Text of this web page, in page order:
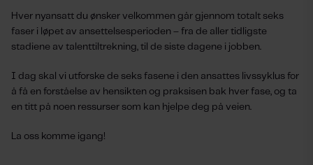
Hver nyansatt du ønsker velkommen går gjennom totalt seks
faser i løpet av ansettelsesperioden – fra de aller tidligste
stadiene av talenttiltrekning, til de siste dagene i jobben.
I dag skal vi utforske de seks fasene i den ansattes livssyklus for
å få en forståelse av hensikten og praksisen bak hver fase, og ta
en titt på noen ressurser som kan hjelpe deg på veien.
La oss komme igang!